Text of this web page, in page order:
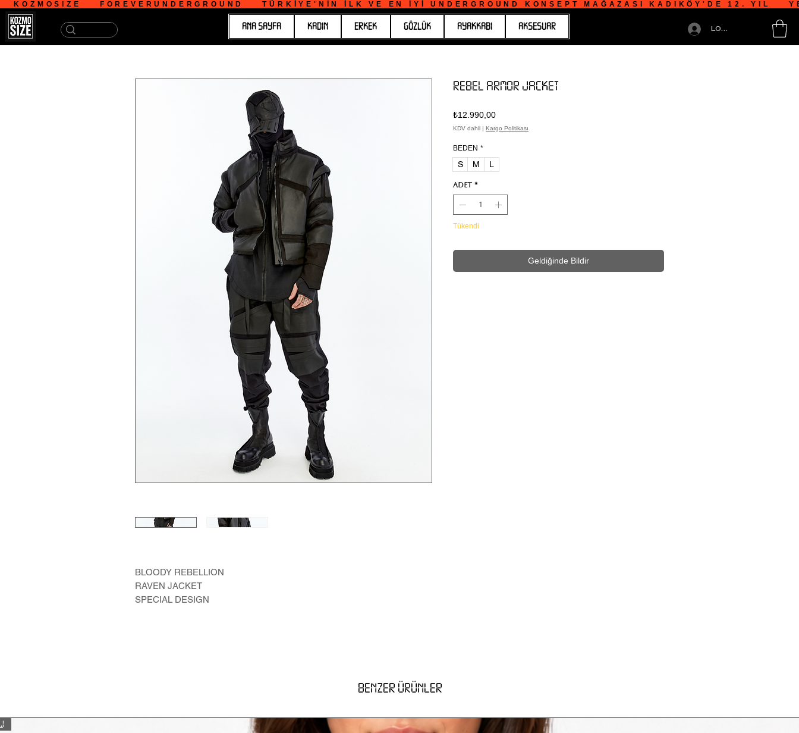
LOGIN
KOZMOSIZE    FOREVERUNDERGROUND    TÜRKİYE'NİN İLK VE EN İYİ UNDERGROUND KONSEPT MAĞAZASI KADIKÖY'DE 12. YIL
ANA SAYFA KADIN ERKEK GÖZLÜK AYAKKABI AKSESUAR
BLOODY REBELLION
RAVEN JACKET
SPECIAL DESIGN
REBEL ARMOR JACKET
₺12.990,00Fiyat
KDV dahil | Kargo Politikası
BEDEN *
S M L
Adet *
Tükendi
Geldiğinde Bildir
BENZER ÜRÜNLER